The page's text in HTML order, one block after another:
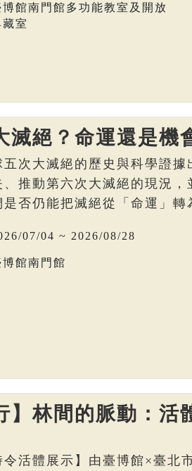
博館南門館多功能教室及開放
藏室
滅絕？命運還是機
次大滅絕的歷史與科學證
推動第六次大滅絕的現況
否仍能把滅絕從「命運」轉
07/04 ~ 2026/08/28
博館南門館
】林間的脈動：活
令活體展示】由臺博館×臺北